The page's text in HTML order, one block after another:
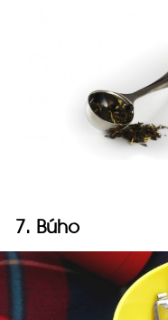
7. Búho